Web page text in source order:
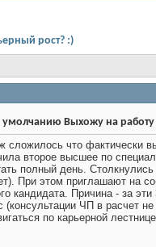
рост? :)
Выхожу на работу
сложилось что фактически
второе высшее по
полный день.
При этом приглашают на
кандидата. Причина - за
(консультации ЧП в расчет
по карьерной